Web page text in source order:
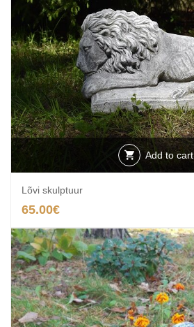
Add to cart
Lõvi skulptuur
65.00€